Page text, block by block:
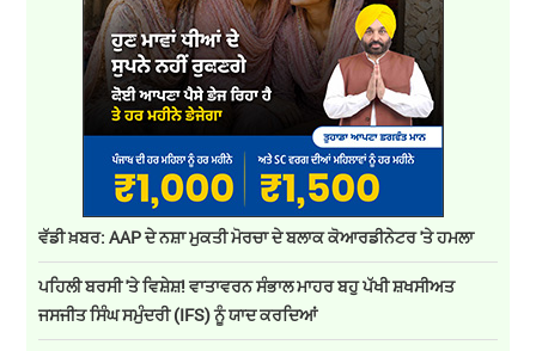
ਵੱਡੀ ਖ਼ਬਰ: AAP ਦੇ ਨਸ਼ਾ ਮੁਕਤੀ ਮੋਰਚਾ ਦੇ ਬਲਾਕ ਕੋਆਰਡੀਨੇਟਰ 'ਤੇ ਹਮਲਾ
ਪਹਿਲੀ ਬਰਸੀ 'ਤੇ ਵਿਸ਼ੇਸ਼! ਵਾਤਾਵਰਨ ਸੰਭਾਲ ਮਾਹਰ ਬਹੁ ਪੱਖੀ ਸ਼ਖਸੀਅਤ
ਜਸਜੀਤ ਸਿੰਘ ਸਮੁੰਦਰੀ (IFS) ਨੂੰ ਯਾਦ ਕਰਦਿਆਂ